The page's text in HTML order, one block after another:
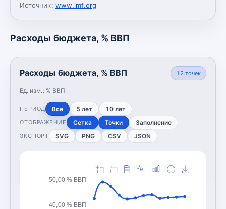
Источник: www.imf.org
Расходы бюджета, % ВВП
Расходы бюджета, % ВВП
Ед. изм.: % ВВП
12 точек
ПЕРИОД Все 5 лет 10 лет
ОТОБРАЖЕНИЕ Сетка Точки Заполнение
ЭКСПОРТ SVG PNG CSV JSON
40,00 % ВВП
50,00 % ВВП